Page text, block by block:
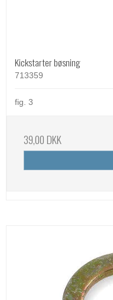
Kickstarter bøsning
713359
fig. 3
39,00 DKK